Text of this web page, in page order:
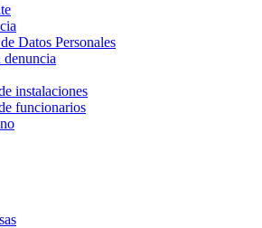
Datos Personales
instalaciones
funcionarios